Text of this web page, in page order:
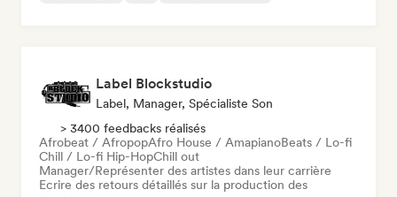
Label Blockstudio
Label, Manager, Spécialiste Son
> 3400 feedbacks réalisés
Afrobeat / AfropopAfro House / AmapianoBeats / Lo-fi
Chill / Lo-fi Hip-HopChill out
Manager/Représenter des artistes dans leur carrière
Ecrire des retours détaillés sur la production des